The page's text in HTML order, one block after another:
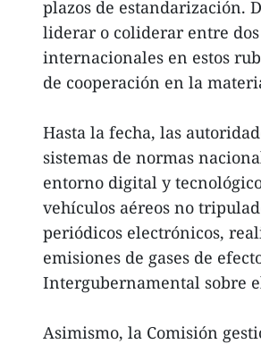
plazos de estandarización.
liderar o coliderar entre
internacionales en estos
de cooperación en la
Hasta la fecha, las
sistemas de normas
entorno digital y
vehículos aéreos no
periódicos electrónicos,
emisiones de gases de
Intergubernamental sobre
Asimismo, la Comisión